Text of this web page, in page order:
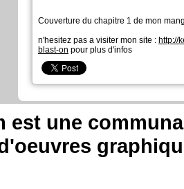
Couverture du chapitre 1 de mon
n'hesitez pas a visiter mon site : http://
blast-on pour plus d'infos
est une